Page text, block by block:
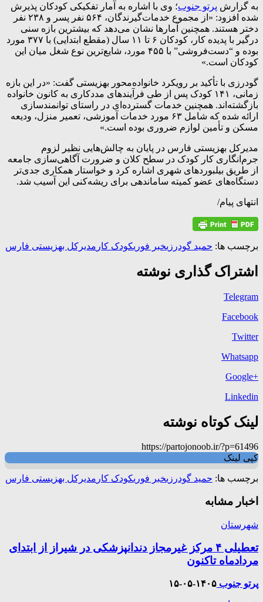
به گزارش پرتو جنوب؛ وی با اشاره به آمار تفکیکی کودکان پذیرش
شده افزود: «از مجموع خدمات‌گیرندگان، ۵۶۴ نفر پسر و ۲۳۸ نفر
دختر هستند. همچنین آمارها نشان می‌دهد که بیشترین بازه سنی
درگیر با پدیده کار، کودکان ۶ تا ۱۱ سال (مقطع ابتدایی) با ۳۷۷ مورد
بوده و “دست‌فروشی” با ۴۵۵ مورد، شایع‌ترین نوع شغل میان این
کودکان است.»
گودرزی با تأکید بر رویکرد خانواده‌محور بهزیستی گفت: «در این بازه
زمانی، ۱۴۱ کودک پس از طی فرآیندهای مددکاری به کانون خانواده
بازگشته‌اند. همچنین خدمات گسترده‌ای در راستای توانمندسازی
ارائه شده که شامل ۶۳ مورد خدمات آموزشی، تعمیر منزل، ودیعه
مسکن و تأمین لوازم ضروری بوده است.»
مدیرکل بهزیستی فارس در پایان به چالش‌هایی نظیر لزوم
جرم‌انگاری کار کودک در سطح کلان و ضرورت آگاهی‌سازی جامعه
از طریق بیلبوردهای شهری اشاره کرد و خواستار همکاری جدی‌تر
دستگاه‌های عضو کمیته ساماندهی برای ریشه‌کنی این آسیب شد.
انتهای پیام/
برچسب ها: حمید گودرزیخبر فوریکودک کار مدیرکل بهزیستی فارس
اشتراک گذاری نوشته
Telegram
Facebook
Twitter
Whatsapp
+Google
Linkedin
لینک کوتاه نوشته
https://partojonoob.ir/?p=61496
کپی لینک
برچسب ها: حمید گودرزیخبر فوریکودک کار مدیرکل بهزیستی فارس
اخبار مشابه
شهرستان
تعطیلی ۴ مرکز غیرمجاز دندانپزشکی در شیراز از ابتدای
مردادماه تاکنون
پرتو جنوب ۱۴۰۵-۰۵-۱۵